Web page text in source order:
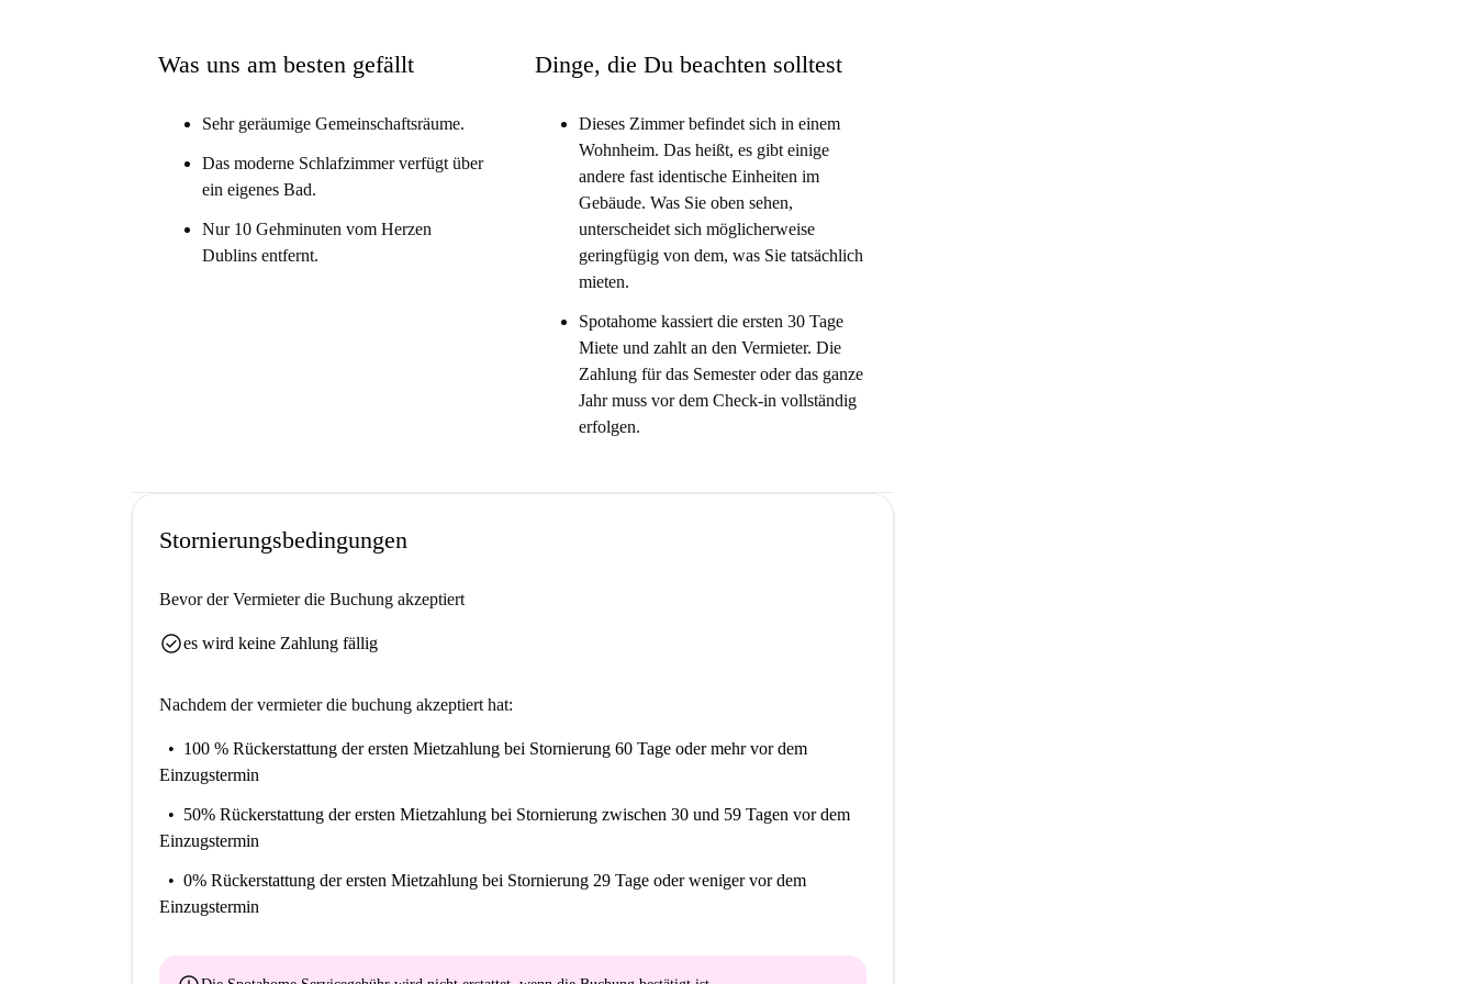
Was uns am besten gefällt
Sehr geräumige Gemeinschaftsräume.
Das moderne Schlafzimmer verfügt über
ein eigenes Bad.
Nur 10 Gehminuten vom Herzen
Dublins entfernt.
Dinge, die Du beachten solltest
Dieses Zimmer befindet sich in einem
Wohnheim. Das heißt, es gibt einige
andere fast identische Einheiten im
Gebäude. Was Sie oben sehen,
unterscheidet sich möglicherweise
geringfügig von dem, was Sie tatsächlich
mieten.
Spotahome kassiert die ersten 30 Tage
Miete und zahlt an den Vermieter. Die
Zahlung für das Semester oder das ganze
Jahr muss vor dem Check-in vollständig
erfolgen.
Stornierungsbedingungen
Bevor der Vermieter die Buchung akzeptiert
check_circlees wird keine Zahlung fällig
Nachdem der vermieter die buchung akzeptiert hat:
100 % Rückerstattung der ersten Mietzahlung bei Stornierung 60 Tage oder mehr vor dem
Einzugstermin
50% Rückerstattung der ersten Mietzahlung bei Stornierung zwischen 30 und 59 Tagen vor dem
Einzugstermin
0% Rückerstattung der ersten Mietzahlung bei Stornierung 29 Tage oder weniger vor dem
Einzugstermin